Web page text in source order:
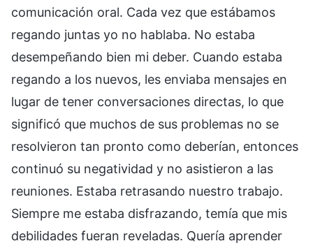
comunicación oral. Cada vez que estábamos
regando juntas yo no hablaba. No estaba
desempeñando bien mi deber. Cuando estaba
regando a los nuevos, les enviaba mensajes en
lugar de tener conversaciones directas, lo que
significó que muchos de sus problemas no se
resolvieron tan pronto como deberían, entonces
continuó su negatividad y no asistieron a las
reuniones. Estaba retrasando nuestro trabajo.
Siempre me estaba disfrazando, temía que mis
debilidades fueran reveladas. Quería aprender